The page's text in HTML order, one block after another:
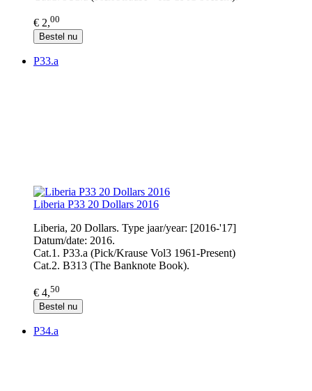
€ 2,00
Bestel nu
P33.a
Liberia P33 20 Dollars 2016
Liberia, 20 Dollars. Type jaar/year: [2016-'17]
Datum/date: 2016.
Cat.1. P33.a (Pick/Krause Vol3 1961-Present)
Cat.2. B313 (The Banknote Book).
€ 4,50
Bestel nu
P34.a